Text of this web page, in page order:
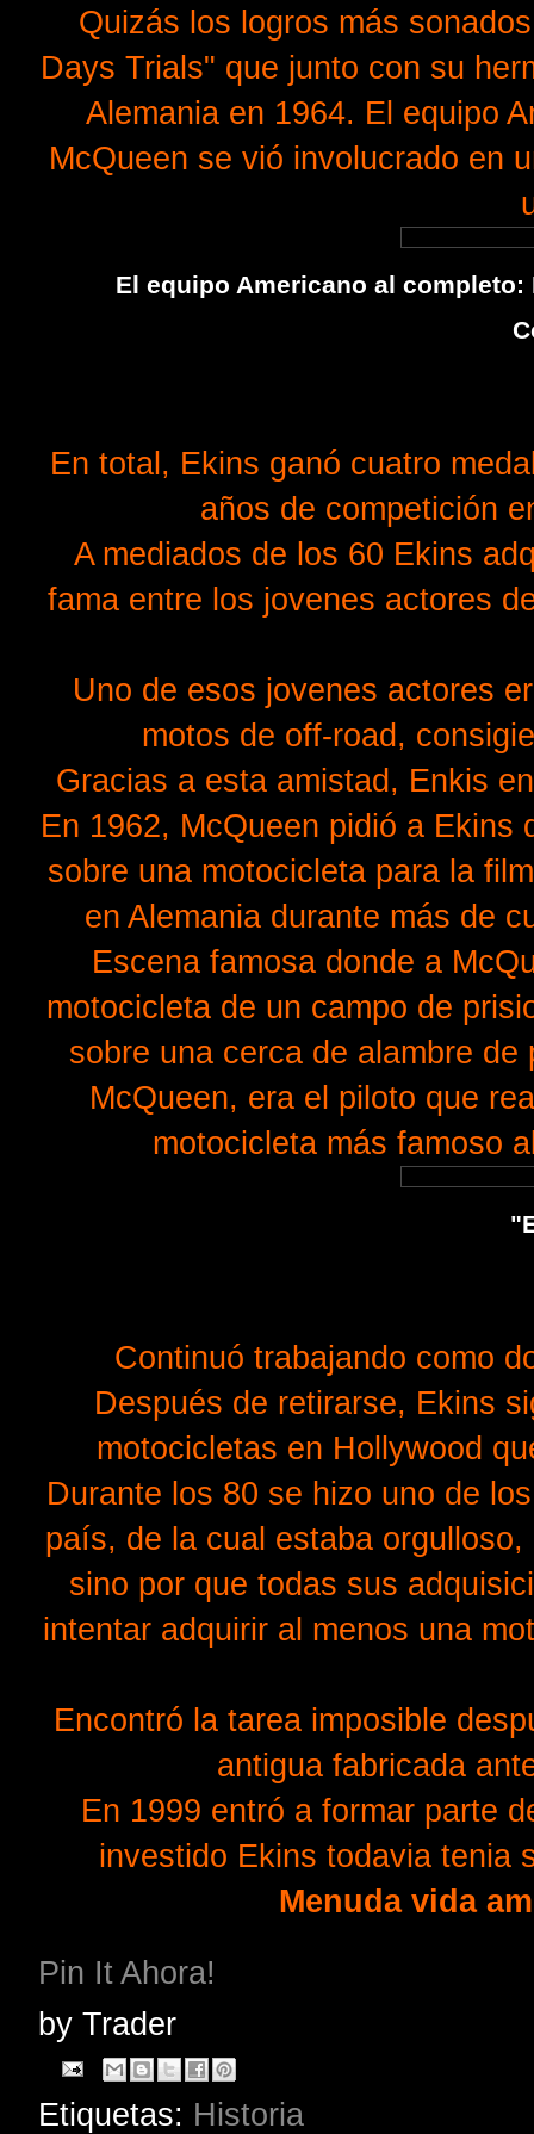
Quizás los logros más
Days Trials" que junto con su
Alemania en 1964. El equipo
McQueen se vió involucrado en
El equipo Americano al
En total, Ekins ganó cuatro
años de competición
A mediados de los 60 Ekins
fama entre los jovenes actores
Uno de esos jovenes actores
motos de off-road,
Gracias a esta amistad, Enkis
En 1962, McQueen pidió a Ekins
sobre una motocicleta para la
en Alemania durante más de
Escena famosa donde a
motocicleta de un campo de
sobre una cerca de alambre
McQueen, era el piloto que
motocicleta más famoso
Continuó trabajando como
Después de retirarse, Ekins
motocicletas en Hollywood
Durante los 80 se hizo uno de
país, de la cual estaba
sino por que todas sus
intentar adquirir al menos una
Encontró la tarea imposible
antigua fabricada
En 1999 entró a formar parte
investido Ekins todavia tenia
Menuda vida
Pin It Ahora!
by Trader
Etiquetas: Historia